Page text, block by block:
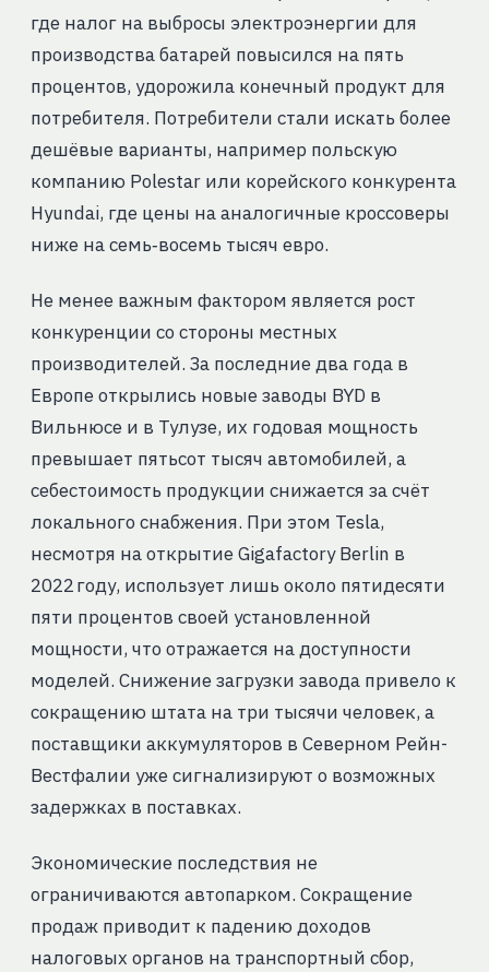
где налог на выбросы электроэнергии для
производства батарей повысился на пять
процентов, удорожила конечный продукт для
потребителя. Потребители стали искать более
дешёвые варианты, например польскую
компанию Polestar или корейского конкурента
Hyundai, где цены на аналогичные кроссоверы
ниже на семь‑восемь тысяч евро.
Не менее важным фактором является рост
конкуренции со стороны местных
производителей. За последние два года в
Европе открылись новые заводы BYD в
Вильнюсе и в Тулузе, их годовая мощность
превышает пятьсот тысяч автомобилей, а
себестоимость продукции снижается за счёт
локального снабжения. При этом Tesla,
несмотря на открытие Gigafactory Berlin в
2022 году, использует лишь около пятидесяти
пяти процентов своей установленной
мощности, что отражается на доступности
моделей. Снижение загрузки завода привело к
сокращению штата на три тысячи человек, а
поставщики аккумуляторов в Северном Рейн-
Вестфалии уже сигнализируют о возможных
задержках в поставках.
Экономические последствия не
ограничиваются автопарком. Сокращение
продаж приводит к падению доходов
налоговых органов на транспортный сбор,